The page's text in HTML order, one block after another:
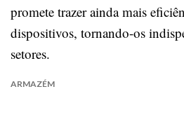
promete trazer ainda mais
dispositivos, tornando-os
setores.
ARMAZÉM